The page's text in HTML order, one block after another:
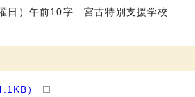
日）午前10字 宮古特別支援学校
）